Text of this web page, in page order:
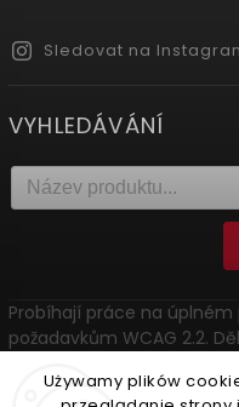
Używamy plików
Sledovat na
VYHLEDÁVÁNÍ
Probíhají práce na
požadavkům WCAG 2.2.